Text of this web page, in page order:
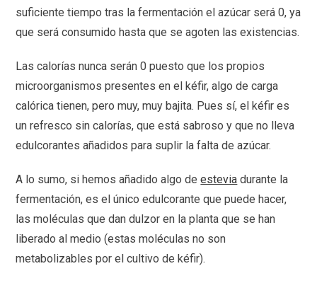
suficiente tiempo tras la fermentación el azúcar será 0, ya
que será consumido hasta que se agoten las existencias.
Las calorías nunca serán 0 puesto que los propios
microorganismos presentes en el kéfir, algo de carga
calórica tienen, pero muy, muy bajita. Pues sí, el kéfir es
un refresco sin calorías, que está sabroso y que no lleva
edulcorantes añadidos para suplir la falta de azúcar.
A lo sumo, si hemos añadido algo deestevia durante la
fermentación, es el único edulcorante que puede hacer,
las moléculas que dan dulzor en la planta que se han
liberado al medio (estas moléculas no son
metabolizables por el cultivo de kéfir).